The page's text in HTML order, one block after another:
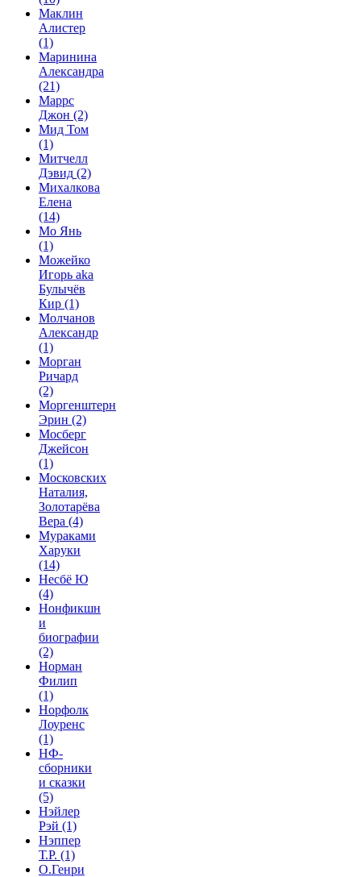
Маклин
Алистер
(1)
Маринина
Александра
(21)
Маррс
Джон (2)
Мид Том
(1)
Митчелл
Дэвид (2)
Михалкова
Елена
(14)
Мо Янь
(1)
Можейко
Игорь aka
Булычёв
Кир (1)
Молчанов
Александр
(1)
Морган
Ричард
(2)
Моргенштерн
Эрин (2)
Мосберг
Джейсон
(1)
Московских
Наталия,
Золотарёва
Вера (4)
Мураками
Харуки
(14)
Несбё Ю
(4)
Нонфикшн
и
биографии
(2)
Норман
Филип
(1)
Норфолк
Лоуренс
(1)
НФ-
сборники
и сказки
(5)
Нэйлер
Рэй (1)
Нэппер
Т.Р. (1)
О.Генри